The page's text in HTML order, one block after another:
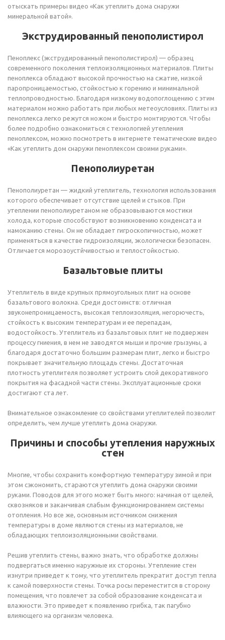
отыскать примеры видео «Как утеплить дома снаружи
минеральной ватой».
Экструдированный пенополистирол
Пеноплекс (экструдированный пенополистирол) — образец
современного поколения теплоизоляционных материалов. Плиты
пеноплекса обладают высокой прочностью на сжатие, низкой
паропроницаемостью, стойкостью к горению и минимальной
теплопроводностью. Благодаря низкому водопоглощению с этим
материалом можно работать при любых метеоусловиях. Плиты из
пеноплекса легко режутся ножом и быстро монтируются. Чтобы
более подробно ознакомиться с технологией утепления
пеноплексом, можно посмотреть в интернете тематические видео
«Как утеплить дом снаружи пеноплексом своими руками».
Пенополиуретан
Пенополиуретан — жидкий утеплитель, технология использования
которого обеспечивает отсутствие щелей и стыков. При
утеплении пенополиуретаном не образовываются мостики
холода, которые способствуют возникновению конденсата и
намоканию стены. Он не обладает гигроскопичностью, может
применяться в качестве гидроизоляции, экологически безопасен.
Отличается морозоустйчивостью и теплостойкостью.
Базальтовые плиты
Утеплитель в виде крупных прямоугольных плит на основе
базальтового волокна. Среди достоинств: отличная
звуконепроницаемость, высокая теплоизоляция, негорючесть,
стойкость к высоким температурам и ее перепадам,
водостойкость. Утеплитель из базальтовых плит не подвержен
процессу гниения, в нем не заводятся мыши и прочие грызуны, а
благодаря достаточно большим размерам плит, легко и быстро
покрывает значительную площадь стены. Достаточная
плотность утеплителя позволяет устроить слой декоративного
покрытия на фасадной части стены. Эксплуатационные сроки
достигают ста лет.
Внимательное ознакомление со свойствами утеплителей позволит
определить, чем лучше утеплить дома снаружи.
Причины и способы утепления наружных
стен
Многие, чтобы сохранить комфортную температуру зимой и при
этом сэкономить, стараются утеплить дома снаружи своими
руками. Поводов для этого может быть много: начиная от щелей,
сквозняков и заканчивая слабым функционированием системы
отопления. Но все же, основным источником снижения
температуры в доме являются стены из материалов, не
обладающих теплоизоляционными свойствами.
Решив утеплить стены, важно знать, что обработке должны
подвергаться именно наружные их стороны. Утепление стен
изнутри приведет к тому, что утеплитель прекратит доступ тепла
к самой поверхности стены. Точка росы переместится в сторону
помещения, что повлечет за собой образование конденсата и
влажности. Это приведет к появлению грибка, так пагубно
влияющего на организм человека.